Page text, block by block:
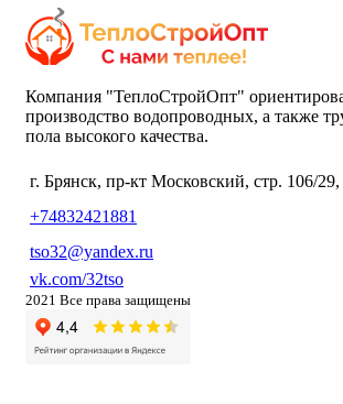
Компания "ТеплоСтройОпт"
производство водопроводных, а также
пола высокого качества.
г. Брянск, пр-кт Московский, стр. 106/
+74832421881
tso32@yandex.ru
vk.com/32tso
2021 Все права защищены